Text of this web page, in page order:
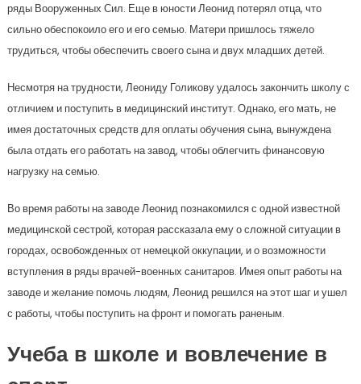
ряды Вооруженных Сил. Еще в юности Леонид потерял отца, что
сильно обеспокоило его и его семью. Матери пришлось тяжело
трудиться, чтобы обеспечить своего сына и двух младших детей.
Несмотря на трудности, Леониду Голикову удалось закончить школу с
отличием и поступить в медицинский институт. Однако, его мать, не
имея достаточных средств для оплаты обучения сына, вынуждена
была отдать его работать на завод, чтобы облегчить финансовую
нагрузку на семью.
Во время работы на заводе Леонид познакомился с одной известной
медицинской сестрой, которая рассказала ему о сложной ситуации в
городах, освобожденных от немецкой оккупации, и о возможности
вступления в ряды врачей-военных санитаров. Имея опыт работы на
заводе и желание помочь людям, Леонид решился на этот шаг и ушел
с работы, чтобы поступить на фронт и помогать раненым.
Учеба в школе и вовлечение в